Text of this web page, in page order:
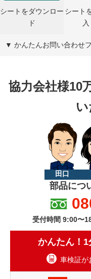
シートをダウンロー
ド
シート
入
▼ かんたんお問い合わせ
協力会社様10
い
田口
部品につ
受付時間 9:00〜
かんたん！1
車検証が